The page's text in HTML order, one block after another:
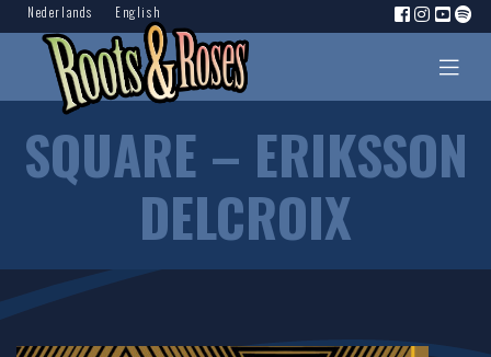
Nederlands English
SQUARE – ERIKSSON
DELCROIX